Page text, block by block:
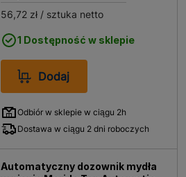
56,72 zł / sztuka netto
1 Dostępność w sklepie
Dodaj
Odbiór w sklepie w ciągu 2h
Dostawa w ciągu 2 dni roboczych
Automatyczny dozownik mydła